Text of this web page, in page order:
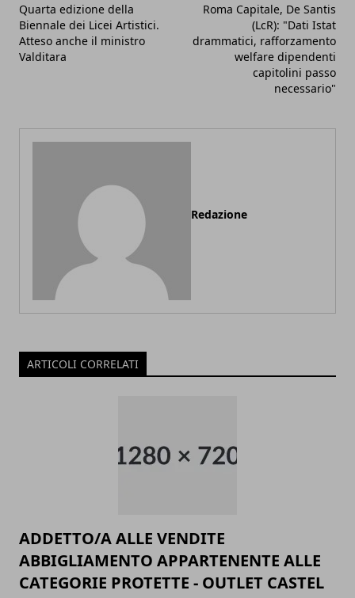
Quarta edizione della
Biennale dei Licei Artistici.
Atteso anche il ministro
Valditara
Roma Capitale, De Santis
(LcR): "Dati Istat
drammatici, rafforzamento
welfare dipendenti
capitolini passo
necessario"
Redazione
ARTICOLI CORRELATI
ADDETTO/A ALLE VENDITE
ABBIGLIAMENTO APPARTENENTE ALLE
CATEGORIE PROTETTE - OUTLET CASTEL